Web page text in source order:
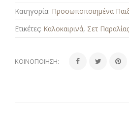
Κατηγορία: Προσωποποιημένα
Ετικέτες: Καλοκαιρινά, Σετ Παραλίας
ΚΟΙΝΟΠΟΊΗΣΗ: